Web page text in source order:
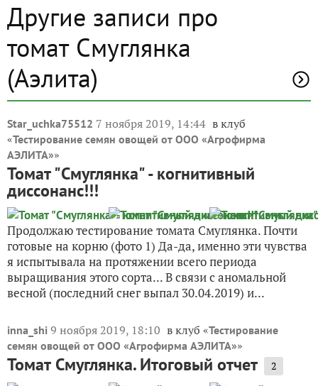
Другие записи про
томат Смуглянка
(Аэлита)
Star_uchka75512 7 ноября 2019, 14:44 в клуб
«Тестирование семян овощей от ООО «Агрофирма
АЭЛИТА»»
Томат "Смуглянка" - когнитивный
диссонанс!!!
Продолжаю тестирование томата Смуглянка. Почти
готовые на корню (фото 1) Да-да, именно эти чувства
я испытывала на протяжении всего периода
выращивания этого сорта... В связи с аномальной
весной (последний снег выпал 30.04.2019) и...
inna_shi 9 ноября 2019, 18:10 в клуб «Тестирование
семян овощей от ООО «Агрофирма АЭЛИТА»»
Томат Смуглянка. Итоговый отчет 2